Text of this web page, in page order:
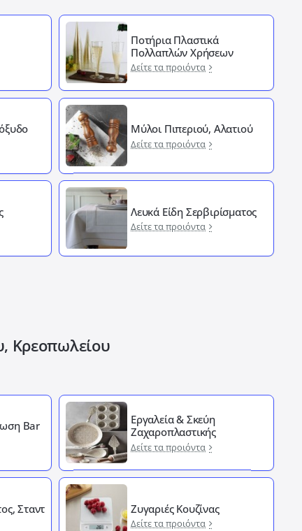
Ποτήρια Πλαστικά
Πολλαπλών Χρήσεων
Δείτε τα προιόντα
Μύλοι Πιπεριού, Αλατιού
Δείτε τα προιόντα
Λευκά Είδη Σερβιρίσματος
Δείτε τα προιόντα
Κρεοπωλείου
Bar
Εργαλεία & Σκεύη
Ζαχαροπλαστικής
Δείτε τα προιόντα
Σταντ Ζυγαριές Κουζίνας
Δείτε τα προιόντα